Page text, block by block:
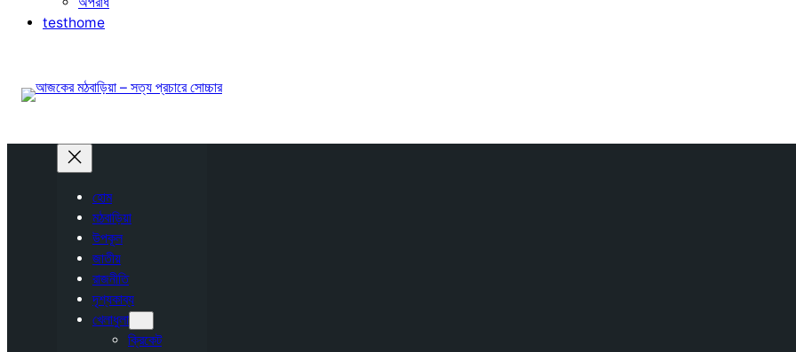
testhome
হোম
মঠবাড়িয়া
উপকূল
জাতীয়
রাজনীতি
দৃশ্যকাব্য
খেলাধুলা
ক্রিকেট